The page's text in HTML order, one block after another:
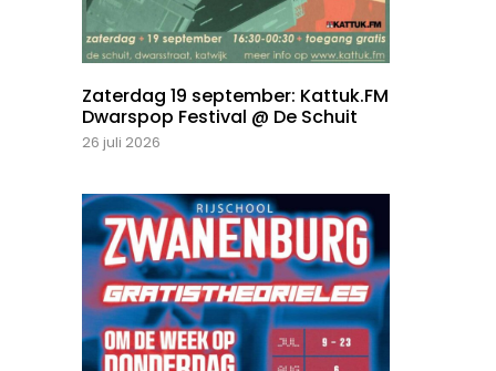
Zaterdag 19 september: Kattuk.FM
Dwarspop Festival @ De Schuit
26 juli 2026